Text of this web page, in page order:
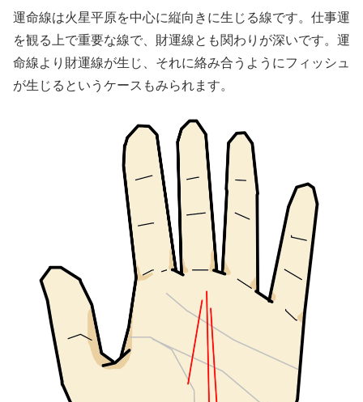
運命線は火星平原を中心に縦向きに生じる線です。仕事運
を観る上で重要な線で、財運線とも関わりが深いです。運
命線より財運線が生じ、それに絡み合うようにフィッシュ
が生じるというケースもみられます。